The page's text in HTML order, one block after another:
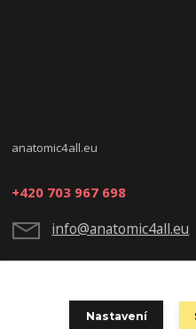
anatomic4all.eu
+420 703 967 698
info@anatomic4all.eu
Nastavení